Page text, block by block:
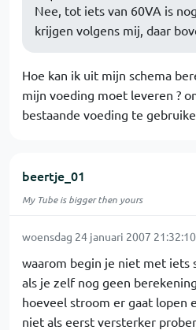
Nee, tot iets van 60VA is
krijgen volgens mij, daar
Hoe kan ik uit mijn schema
mijn voeding moet leveren ?
bestaande voeding te
beertje_01
My Tube is bigger then yours
woensdag 24 januari 2007 21:32:10
waarom begin je niet met iets
als je zelf nog geen
hoeveel stroom er gaat lopen
niet als eerst versterker